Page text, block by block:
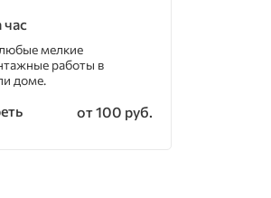
час
мелкие
работы в
доме.
от 100 руб.